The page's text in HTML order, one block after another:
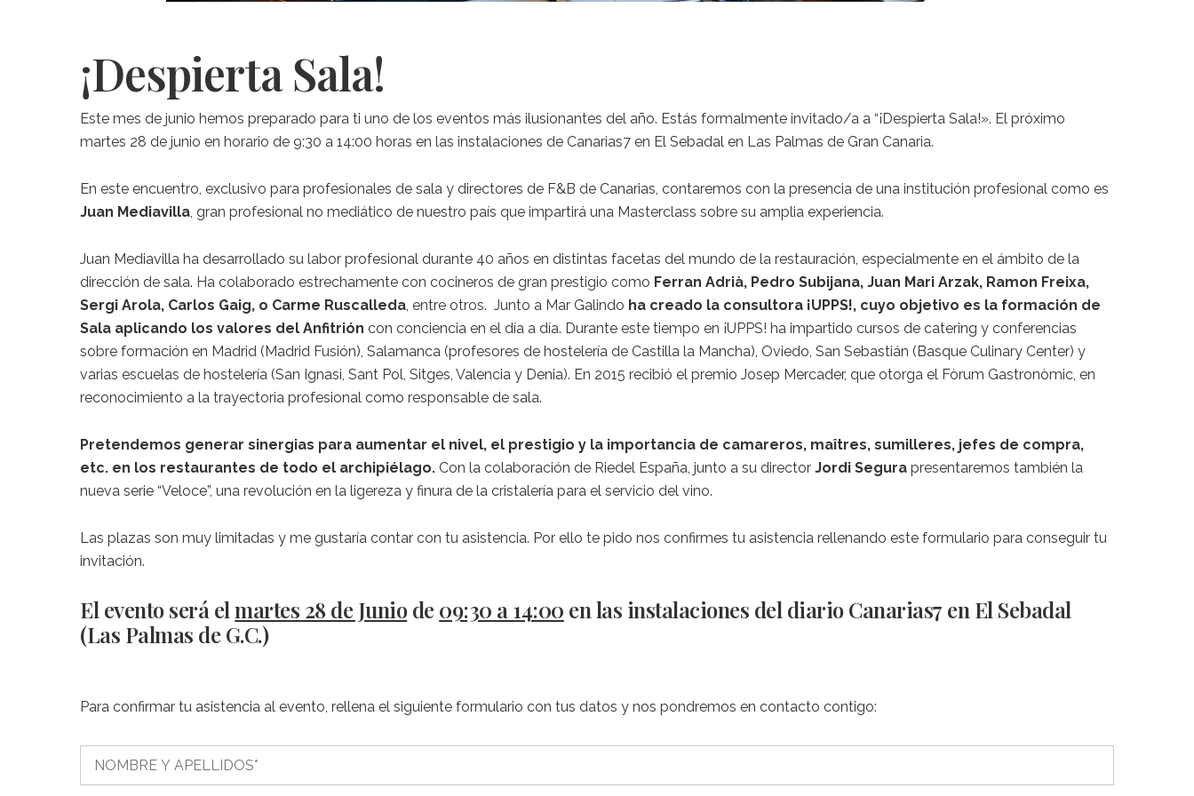
¡Despierta Sala!
Este mes de junio hemos preparado para ti uno de los eventos más ilusionantes del año. Estás formalmente invitado/a a “¡Despierta Sala!». El próximo
martes 28 de junio en horario de 9:30 a 14:00 horas en las instalaciones de Canarias7 en El Sebadal en Las Palmas de Gran Canaria.
En este encuentro, exclusivo para profesionales de sala y directores de F&B de Canarias, contaremos con la presencia de una institución profesional como es
Juan Mediavilla, gran profesional no mediático de nuestro país que impartirá una Masterclass sobre su amplia experiencia.
Juan Mediavilla ha desarrollado su labor profesional durante 40 años en distintas facetas del mundo de la restauración, especialmente en el ámbito de la
dirección de sala. Ha colaborado estrechamente con cocineros de gran prestigio como Ferran Adrià, Pedro Subijana, Juan Mari Arzak, Ramon Freixa,
Sergi Arola, Carlos Gaig, o Carme Ruscalleda, entre otros. Junto a Mar Galindo ha creado la consultora ¡UPPS!, cuyo objetivo es la formación de
Sala aplicando los valores del Anfitrión con conciencia en el día a día. Durante este tiempo en ¡UPPS! ha impartido cursos de catering y conferencias
sobre formación en Madrid (Madrid Fusión), Salamanca (profesores de hostelería de Castilla la Mancha), Oviedo, San Sebastián (Basque Culinary Center) y
varias escuelas de hostelería (San Ignasi, Sant Pol, Sitges, Valencia y Denia). En 2015 recibió el premio Josep Mercader, que otorga el Fòrum Gastronòmic, en
reconocimiento a la trayectoria profesional como responsable de sala.
Pretendemos generar sinergias para aumentar el nivel, el prestigio y la importancia de camareros, maîtres, sumilleres, jefes de compra,
etc. en los restaurantes de todo el archipiélago. Con la colaboración de Riedel España, junto a su directorJordi Segura presentaremos también la
nueva serie “Veloce”, una revolución en la ligereza y finura de la cristalería para el servicio del vino.
Las plazas son muy limitadas y me gustaría contar con tu asistencia. Por ello te pido nos confirmes tu asistencia rellenando este formulario para conseguir tu
invitación.
El evento será elmartes 28 de Juniode09:30 a 14:00 en las instalaciones del diario Canarias7 en El Sebadal
(Las Palmas de G.C.)
Para confirmar tu asistencia al evento, rellena el siguiente formulario con tus datos y nos pondremos en contacto contigo: